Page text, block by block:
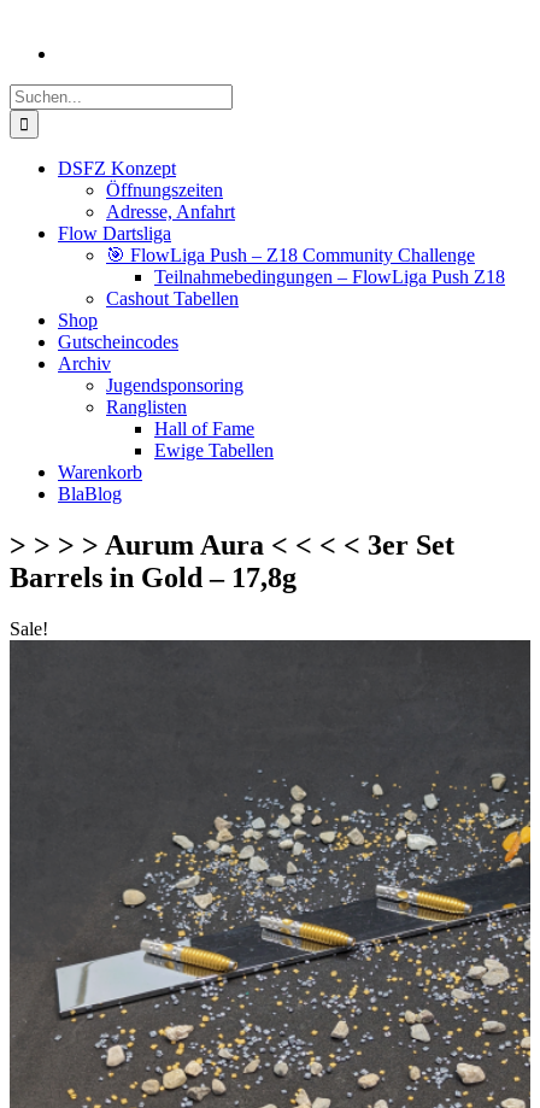
Suche
nach:
DSFZ Konzept
Öffnungszeiten
Adresse, Anfahrt
Flow Dartsliga
🎯 FlowLiga Push – Z18 Community Challenge
Teilnahmebedingungen – FlowLiga Push Z18
Cashout Tabellen
Shop
Gutscheincodes
Archiv
Jugendsponsoring
Ranglisten
Hall of Fame
Ewige Tabellen
Warenkorb
BlaBlog
> > > > Aurum Aura < < < < 3er Set
Barrels in Gold – 17,8g
Sale!